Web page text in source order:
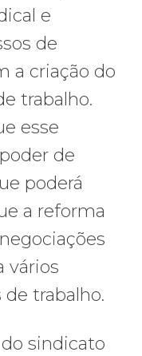
e
de
a criação do
trabalho.
esse
de
poderá
a reforma
vários
trabalho.
sindicato